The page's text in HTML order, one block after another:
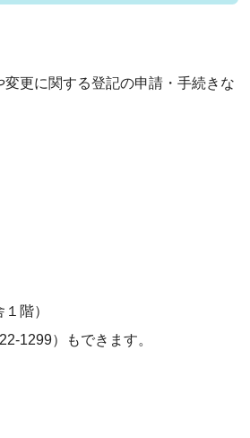
更に関する登記の申請・手続きな
階）
1299）もできます。